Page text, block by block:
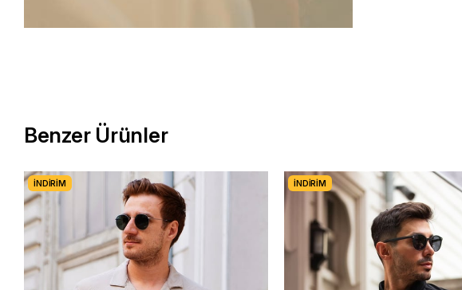
Benzer Ürünler
İNDIRIM İNDIRIM